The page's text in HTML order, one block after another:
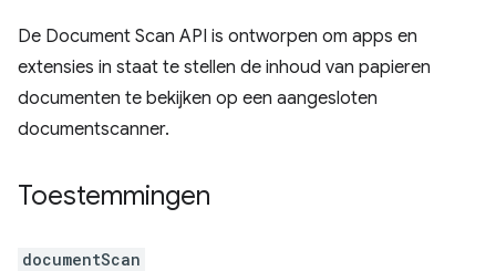
De Document Scan API is ontworpen om apps en
extensies in staat te stellen de inhoud van papieren
documenten te bekijken op een aangesloten
documentscanner.
Toestemmingen
documentScan